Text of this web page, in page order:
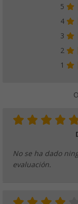
5
4
3
2
1
No se ha dado
evaluación.